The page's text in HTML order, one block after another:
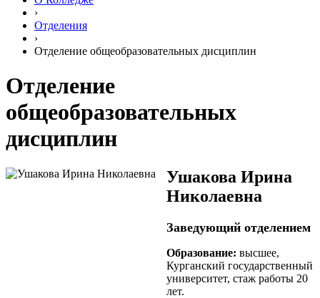
›
Отделения
›
Отделение общеобразовательных дисциплин
Отделение
общеобразовательных
дисциплин
Ушакова Ирина
Николаевна
Заведующий отделением
Образование: высшее,
Курганский государственный
университет, стаж работы 20
лет.